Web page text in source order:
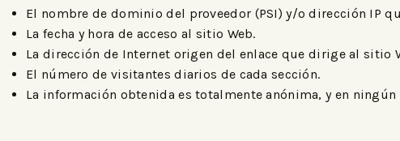
El nombre de dominio del proveedor (PSI) y/o dirección IP
La fecha y hora de acceso al sitio Web.
La dirección de Internet origen del enlace que dirige al sitio
El número de visitantes diarios de cada sección.
La información obtenida es totalmente anónima, y en